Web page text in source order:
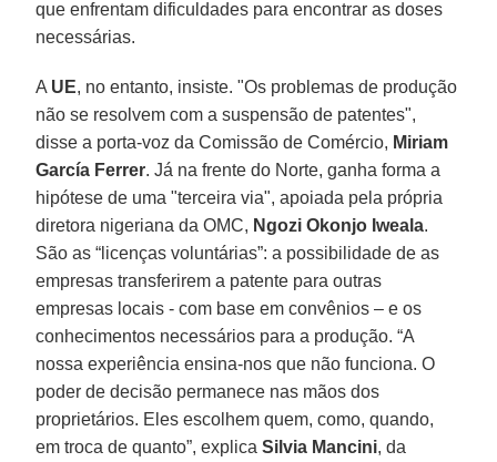
que enfrentam dificuldades para encontrar as doses
necessárias.
A UE, no entanto, insiste. "Os problemas de produção
não se resolvem com a suspensão de patentes",
disse a porta-voz da Comissão de Comércio, Miriam
García Ferrer. Já na frente do Norte, ganha forma a
hipótese de uma "terceira via", apoiada pela própria
diretora nigeriana da OMC, Ngozi Okonjo Iweala.
São as “licenças voluntárias”: a possibilidade de as
empresas transferirem a patente para outras
empresas locais - com base em convênios – e os
conhecimentos necessários para a produção. “A
nossa experiência ensina-nos que não funciona. O
poder de decisão permanece nas mãos dos
proprietários. Eles escolhem quem, como, quando,
em troca de quanto”, explicaSilvia Mancini, da